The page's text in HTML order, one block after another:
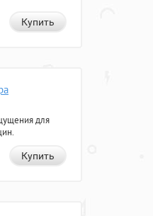
Купить
для
Купить